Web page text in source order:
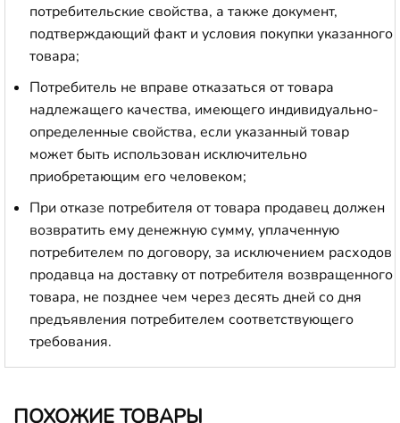
потребительские свойства, а также документ,
подтверждающий факт и условия покупки указанного
товара;
Потребитель не вправе отказаться от товара
надлежащего качества, имеющего индивидуально-
определенные свойства, если указанный товар
может быть использован исключительно
приобретающим его человеком;
При отказе потребителя от товара продавец должен
возвратить ему денежную сумму, уплаченную
потребителем по договору, за исключением расходов
продавца на доставку от потребителя возвращенного
товара, не позднее чем через десять дней со дня
предъявления потребителем соответствующего
требования.
ПОХОЖИЕ ТОВАРЫ